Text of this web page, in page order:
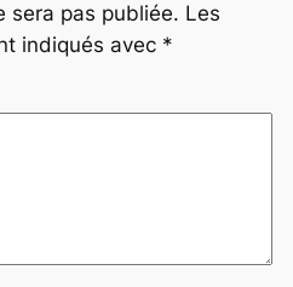
sera pas publiée. Les
indiqués avec *